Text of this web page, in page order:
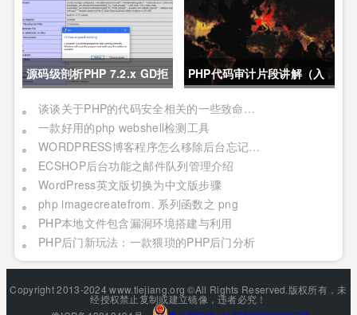
源码级剖析PHP 7.2.x GD拒
绝服务漏洞
PHP代码审计片段讲解（入
门代码审计、CTF必备）
谈谈关于PHP的代码安全相关的一些致命知识
一款好用的php webshell检测工具
WORDPRESS博客程序怎么移除后台忘记密码的链接呢？
ECSHOP后台功能之邮件队列管理介绍
WordPress英文版切换为中文版步骤
php imagecreatefrom. 系列函数之 png
PHP本地文件包含漏洞环境搭建与利用
PHP后门新玩法：一款猥琐的PHP后门分析
Copyright 2013-2024 www.tiejiang.org ©All Rights Reserved.版权所有，未
经授权禁止复制或建立镜像，违者必究！